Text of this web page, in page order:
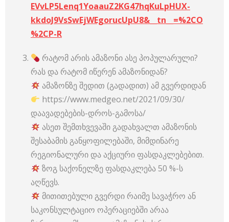
EVvLP5Lenq1YoaauZ2KG47hqKuLpHUX-
kkdoJ9VsSwEjWEgorucUpU8&__tn__=%2CO
%2CP-R
რატომ არის ამაზონი ასე პოპულარული?
რას და რატომ იწერენ ამაზონიდან?
ამაზონზე შედით (გადადით) ამ გვერდიდან
https://www.medgeo.net/2021/09/30/
დაავადებების-დროს-გამოსა/
ასეთ შემთხვევაში გადახვალთ ამაზონის
შესაბამის განყოფილებაში, მიმდინარე
რეგიონალური და აქციური ფასდაკლებებით.
ზოგ საქონელზე ფასდაკლება 50 %-ს
აღწევს.
მითითებული გვერდი რაიმე სავაჭრო ან
საკონსულტაციო ოპერაციებში არაა